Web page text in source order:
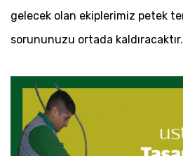
gelecek olan ekiplerimiz petek
sorununuzu ortada kaldıracaktır.